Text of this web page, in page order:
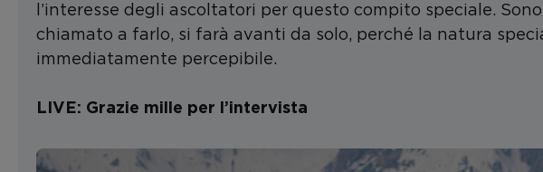
l’interesse degli ascoltatori per questo compito speciale.
chiamato a farlo, si farà avanti da solo, perché la natura
immediatamente percepibile.
LIVE: Grazie mille per l’intervista